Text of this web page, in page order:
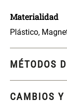
Materialidad
Plástico,
MÉTODOS
CAMBIOS Y
S/ 69.90
Comoda Bambú
x 33 x 80 cm
S/ 319.00S/ 254.90